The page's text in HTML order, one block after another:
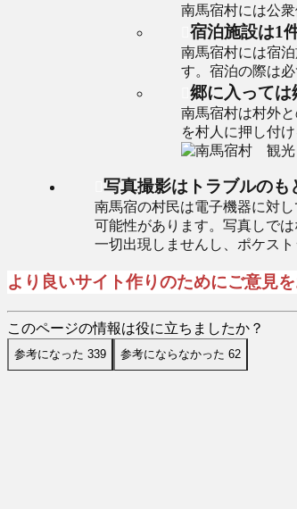
南馬宿村には公
宿泊施設は1
南馬宿村には宿
す。宿泊の際は
郷に入っては
南馬宿村は村外
を村人に押し付
写真撮影はトラブルのも
南馬宿の村民は電子機器に対
可能性があります。写真しで
一切出現しませんし、ポケスト
より良いサイト作りのためにご意見
このページの情報は役に立ちましたか？
参考になった 339 参考にならなかった 62